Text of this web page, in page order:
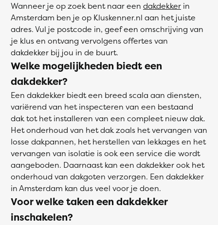
Wanneer je op zoek bent naar een dakdekker in
Amsterdam ben je op Kluskenner.nl aan het juiste
adres. Vul je postcode in, geef een omschrijving van
je klus en ontvang vervolgens offertes van
dakdekker bij jou in de buurt.
Welke mogelijkheden biedt een
dakdekker?
Een dakdekker biedt een breed scala aan diensten,
variërend van het inspecteren van een bestaand
dak tot het installeren van een compleet nieuw dak.
Het onderhoud van het dak zoals het vervangen van
losse dakpannen, het herstellen van lekkages en het
vervangen van isolatie is ook een service die wordt
aangeboden. Daarnaast kan een dakdekker ook het
onderhoud van dakgoten verzorgen. Een dakdekker
in Amsterdam kan dus veel voor je doen.
Voor welke taken een dakdekker
inschakelen?